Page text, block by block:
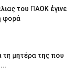
του ΠΑΟΚ έγινε
φορά
τη μητέρα της που